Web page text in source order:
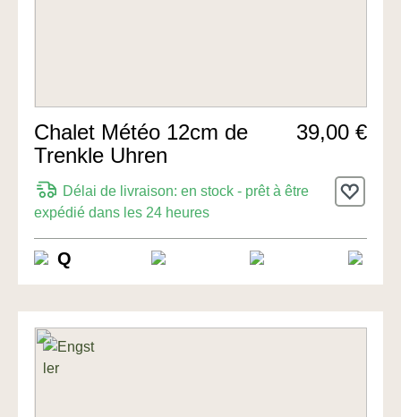
Chalet Météo 12cm de
Trenkle Uhren
39,00 €
Délai de livraison: en stock - prêt à être
expédié dans les 24 heures
Q